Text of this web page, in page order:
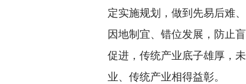
定实施规划，做到先易后难
因地制宜、错位发展，防止
促进，传统产业底子雄厚，
业、传统产业相得益彰。